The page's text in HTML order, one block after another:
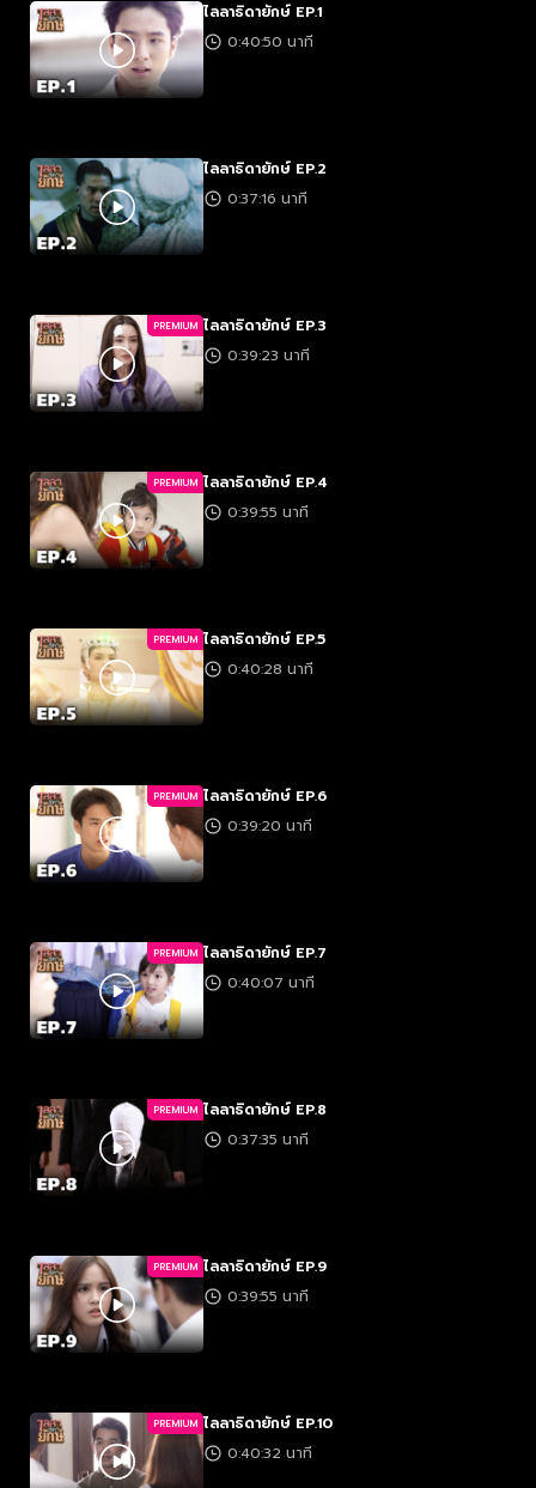
ไลลาธิดายักษ์ EP.1
0:40:50 นาที
ไลลาธิดายักษ์ EP.2
0:37:16 นาที
PREMIUM ไลลาธิดายักษ์ EP.3
0:39:23 นาที
PREMIUM ไลลาธิดายักษ์ EP.4
0:39:55 นาที
PREMIUM ไลลาธิดายักษ์ EP.5
0:40:28 นาที
PREMIUM ไลลาธิดายักษ์ EP.6
0:39:20 นาที
PREMIUM ไลลาธิดายักษ์ EP.7
0:40:07 นาที
PREMIUM ไลลาธิดายักษ์ EP.8
0:37:35 นาที
PREMIUM ไลลาธิดายักษ์ EP.9
0:39:55 นาที
PREMIUM ไลลาธิดายักษ์ EP.10
0:40:32 นาที